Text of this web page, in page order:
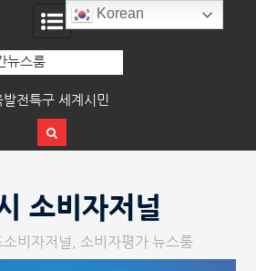
뉴스룸
전특구 세계시민
소비자저널
비자저널, 소비자평가 뉴스룸
Korean